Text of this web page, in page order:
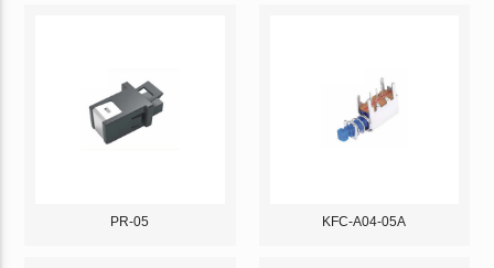
PR-05 KFC-A04-05A